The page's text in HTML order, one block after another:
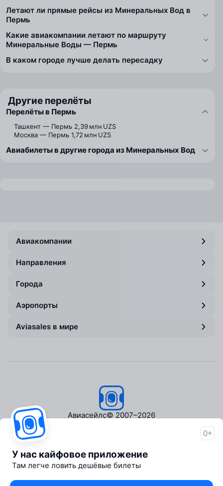
Летают ли прямые рейсы из Минеральных Вод в
Пермь
Какие авиакомпании летают по маршруту
Минеральные Воды — Пермь
В каком городе лучше делать пересадку
Другие перелёты
Перелёты в Пермь
Ташкент — Пермь 2,39 млн UZS
Москва — Пермь 1,72 млн UZS
Авиабилеты в другие города из Минеральных Вод
Авиакомпании
Направления
Города
Аэропорты
Aviasales в мире
Авиасейлс© 2007–2026
Пресс‑центр
Travelpayouts
Партнёрская программа
Медиа Yo'lovchi
0+
У нас кайфовое приложение
Там легче ловить дешёвые билеты